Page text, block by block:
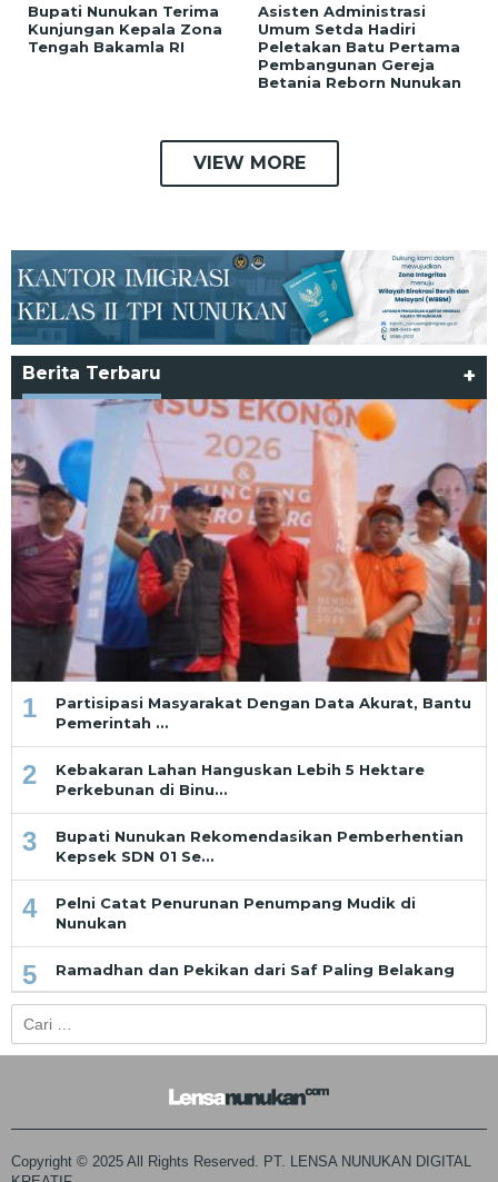
Bupati Nunukan Terima
Kunjungan Kepala Zona
Tengah Bakamla RI
Asisten Administrasi
Umum Setda Hadiri
Peletakan Batu Pertama
Pembangunan Gereja
Betania Reborn Nunukan
VIEW MORE
Berita Terbaru +
1
Partisipasi Masyarakat Dengan Data Akurat, Bantu
Pemerintah …
2
Kebakaran Lahan Hanguskan Lebih 5 Hektare
Perkebunan di Binu…
3
Bupati Nunukan Rekomendasikan Pemberhentian
Kepsek SDN 01 Se…
4
Pelni Catat Penurunan Penumpang Mudik di
Nunukan
5 Ramadhan dan Pekikan dari Saf Paling Belakang
untuk:
Copyright © 2025 All Rights Reserved. PT. LENSA NUNUKAN DIGITAL